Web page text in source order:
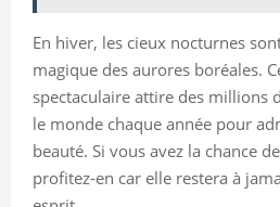
En hiver, les cieux nocturnes
magique des aurores boréales.
spectaculaire attire des millions
le monde chaque année pour
beauté. Si vous avez la chance
profitez-en car elle restera à